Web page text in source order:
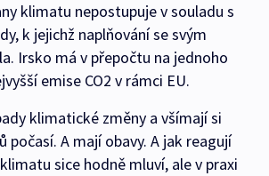
klimatu nepostupuje v souladu s
k jejichž naplňování se svým
Irsko má v přepočtu na jednoho
emise CO2 v rámci EU.
klimatické změny a všímají si
počasí. A mají obavy. A jak reagují
sice hodně mluví, ale v praxi